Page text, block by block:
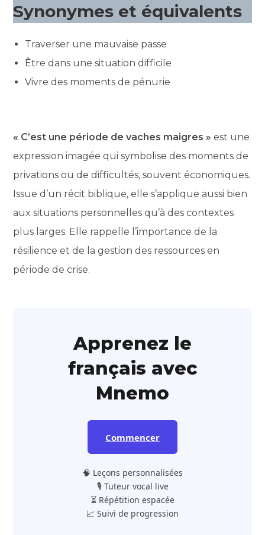
Synonymes et équivalents
Traverser une mauvaise passe
Être dans une situation difficile
Vivre des moments de pénurie
« C’est une période de vaches maigres » est une
expression imagée qui symbolise des moments de
privations ou de difficultés, souvent économiques.
Issue d’un récit biblique, elle s’applique aussi bien
aux situations personnelles qu’à des contextes
plus larges. Elle rappelle l’importance de la
résilience et de la gestion des ressources en
période de crise.
Apprenez le
français avec
Mnemo
Commencer
🧠 Leçons personnalisées
🎙️ Tuteur vocal live
⏳ Répétition espacée
📈 Suivi de progression